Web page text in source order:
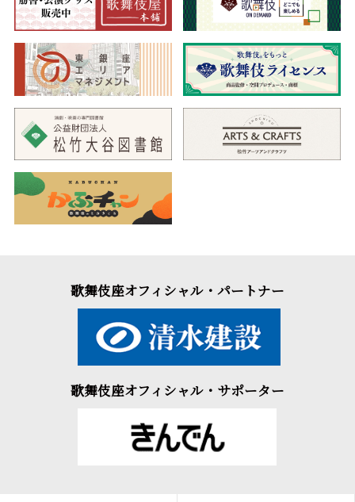
歌舞伎座オフィシャル・パートナー
歌舞伎座オフィシャル・サポーター